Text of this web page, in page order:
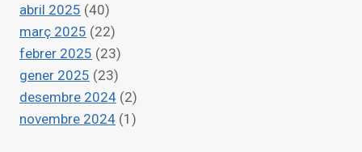
abril 2025 (40)
març 2025 (22)
febrer 2025 (23)
gener 2025 (23)
desembre 2024 (2)
novembre 2024 (1)